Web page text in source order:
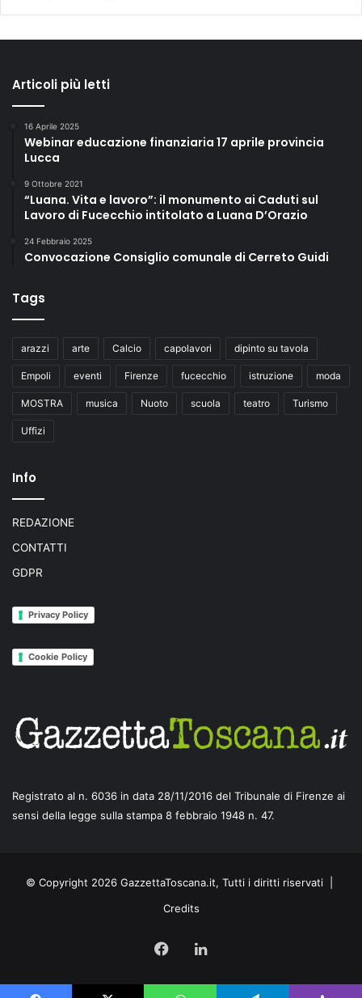
Articoli più letti
16 Aprile 2025
Webinar educazione finanziaria 17 aprile provincia
Lucca
9 Ottobre 2021
“Luana. Vita e lavoro”: il monumento ai Caduti sul
Lavoro di Fucecchio intitolato a Luana D’Orazio
24 Febbraio 2025
Convocazione Consiglio comunale di Cerreto Guidi
Tags
arazzi arte Calcio capolavori dipinto su tavola
Empoli eventi Firenze fucecchio istruzione moda
MOSTRA musica Nuoto scuola teatro Turismo
Uffizi
Info
REDAZIONE
CONTATTI
GDPR
Privacy Policy
Cookie Policy
Registrato al n. 6036 in data 28/11/2016 del Tribunale di Firenze ai
sensi della legge sulla stampa 8 febbraio 1948 n. 47.
© Copyright 2026 GazzettaToscana.it, Tutti i diritti riservati |
Credits
FacebookLinkedIn